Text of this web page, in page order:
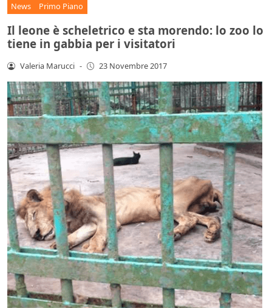
News Primo Piano
Il leone è scheletrico e sta morendo: lo zoo lo
tiene in gabbia per i visitatori
Valeria Marucci - 23 Novembre 2017